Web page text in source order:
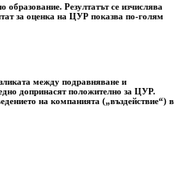
Резултатът се изчислява
за оценка на ЦУР показва по-голям
между подравняване и
допринасят положително за ЦУР.
на компанията („въздействие“) в